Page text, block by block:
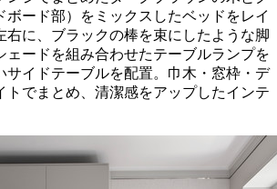
ボード部）をミックスしたベッドをレイ
右に、ブラックの棒を束にしたような脚
ェードを組み合わせたテーブルランプを
サイドテーブルを配置。巾木・窓枠・デ
トでまとめ、清潔感をアップしたインテ